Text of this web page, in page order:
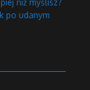
niż myślisz?
po udanym